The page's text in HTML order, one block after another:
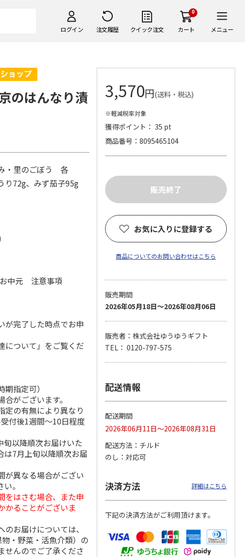
ログイン 注文履歴 クイック注文
0
カート メニュー
】≪竹田食品
漬け 4種セッ
の子松前漬、
・税込)
＜お中元＞築地キム
セット
5.0（1）
(送料・税込)
奈良漬詰合せ ６０
０ｇ
3,580円
奈良漬詰合せ ６０
０ｇ
3,580円
(送料・税込)
のはんなり漬
・里のごぼう 各
り72g、みず茄子95g
中元 注意事項
が完了した時点でお申
について」をご覧くだ
指定可）
がございます。
の有無により異なり
付後1週間～10日程度
以降順次お届けいた
は7月上旬以降順次お届
が異なる場合がござい
。
をはさむ場合、また申
かることがございま
お届けについては、
・野菜・活魚介類）の
せんのでご了承くださ
3,570円(送料・税込)
※軽減税率対象
獲得ポイント： 35 pt
商品番号
8095465104
お気に入りに登録する
商品についてのお問い合わせはこちら
販売期間
2026年05月18日～2026年08月06日
販売者：株式会社ゆうゆうギフト
TEL： 0120-797-575
配送情報
配送期間
2026年06月11日～2026年08月31日
配送方法
チルド
のし
対応可
決済方法 詳細はこちら
下記の決済方法がご利用頂けます。